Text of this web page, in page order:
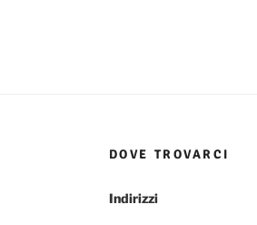
DOVE TROVARCI
Indirizzi